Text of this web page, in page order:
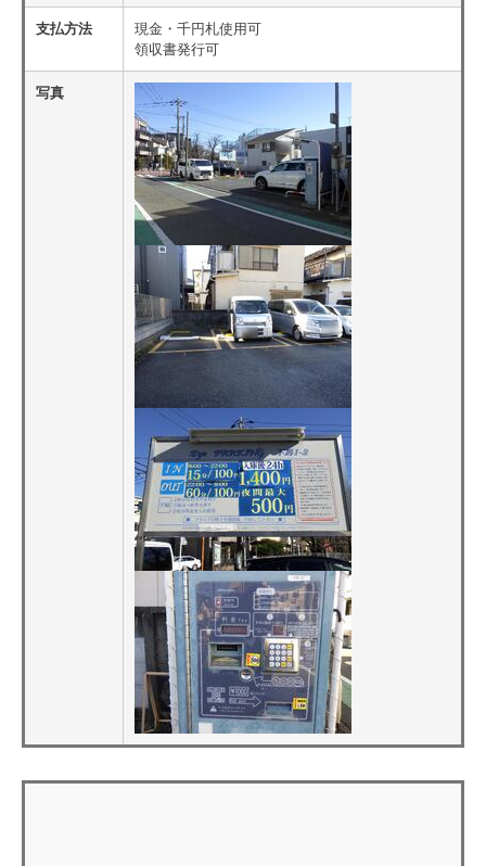
支払方法
現金・千円札使用可
領収書発行可
写真